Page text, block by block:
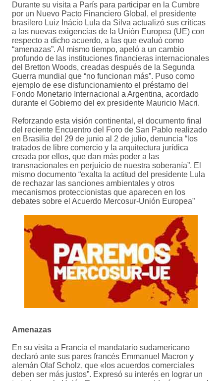
Durante su visita a París para participar en la Cumbre
por un Nuevo Pacto Financiero Global, el presidente
brasilero Luiz Inácio Lula da Silva actualizó sus críticas
a las nuevas exigencias de la Unión Europea (UE) con
respecto a dicho acuerdo, a las que evaluó como
“amenazas”. Al mismo tiempo, apeló a un cambio
profundo de las instituciones financieras internacionales
del Bretton Woods, creadas después de la Segunda
Guerra mundial que “no funcionan más”. Puso como
ejemplo de ese disfuncionamiento el préstamo del
Fondo Monetario Internacional a Argentina, acordado
durante el Gobierno del ex presidente Mauricio Macri.
Reforzando esta visión continental, el documento final
del reciente Encuentro del Foro de San Pablo realizado
en Brasilia del 29 de junio al 2 de julio, denuncia “los
tratados de libre comercio y la arquitectura jurídica
creada por ellos, que dan más poder a las
transnacionales en perjuicio de nuestra soberanía”. El
mismo documento “exalta la actitud del presidente Lula
de rechazar las sanciones ambientales y otros
mecanismos proteccionistas que aparecen en los
debates sobre el Acuerdo Mercosur-Unión Europea”
Amenazas
En su visita a Francia el mandatario sudamericano
declaró ante sus pares francés Emmanuel Macron y
alemán Olaf Scholz, que «los acuerdos comerciales
deben ser más justos”. Expresó su interés en lograr un